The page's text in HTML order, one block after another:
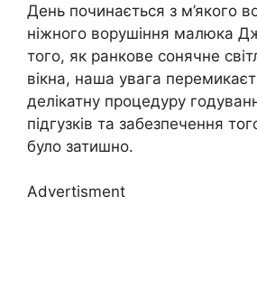
День починається з м’якого
ніжного ворушіння малюка
того, як ранкове сонячне
вікна, наша увага
делікатну процедуру
підгузків та забезпечення
було затишно.
Advertisment